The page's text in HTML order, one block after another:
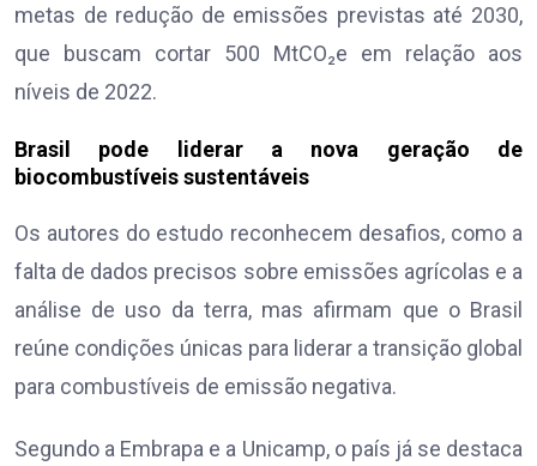
metas de redução de emissões previstas até 2030,
que buscam cortar 500 MtCO₂e em relação aos
níveis de 2022.
Brasil pode liderar a nova geração de
biocombustíveis sustentáveis
Os autores do estudo reconhecem desafios, como a
falta de dados precisos sobre emissões agrícolas e a
análise de uso da terra, mas afirmam que o Brasil
reúne condições únicas para liderar a transição global
para combustíveis de emissão negativa.
Segundo a Embrapa e a Unicamp, o país já se destaca